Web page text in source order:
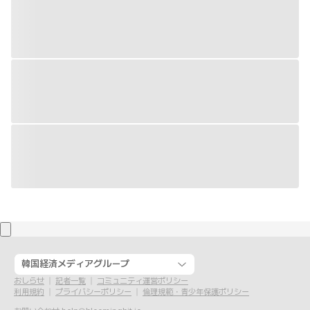
韓国経済メディアグループ
おしらせ 記者一覧
コミュニティ運営ポリシー
利用規約
プライバシーポリシー
倫理規範・青少年保護ポリシー